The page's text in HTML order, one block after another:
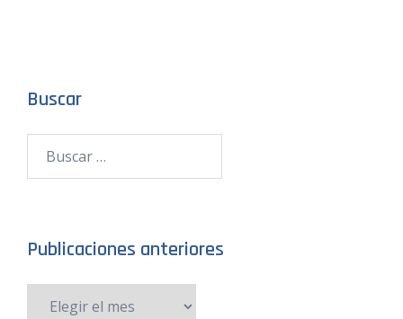
Buscar
Publicaciones anteriores